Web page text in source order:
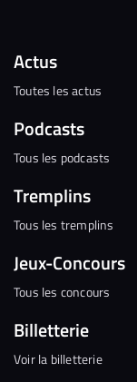
Actus
Toutes les actus
Podcasts
Tous les podcasts
Tremplins
Tous les tremplins
Jeux-Concours
Tous les concours
Billetterie
Voir la billetterie